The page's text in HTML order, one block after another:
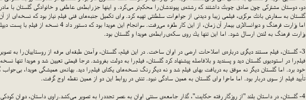
دو، دوستان مشتركی چون صادق چوبك داشتند كه رشته‌ی پیوندشان را محكم‌تر می‌كرد. و اینها جز رابطه‌ی عاطفی و خانوادگی گلستان با مادر و
گلستان به سفارش بانك مركزی، فیلمی زیبا و دیدنی از جواهرات سلطنتی تهیه كرد. برای تكمیل جنبه‌های فنی فیلم نیاز بود كه نسخه‌ای از
اما وزارت فرهنگ و دیوانسالاری بیمار آن زمان، از این كار طفره می‌رفت. سرانجام این
وزارت فرهنگ به لندن ارسال شود. اما این تنها یك روی سكه‌ی رابطه‌ی هویدا و گلستان بود.
3- گلستان، فیلم مستند دیگری درباره‌ی اصلاحات ارضی در ایران ساخت. در این فیلم، گلستان، برآمدن طبقه‌ای مرفه از روستاییان را به
فیلم را در استودیوی گلستان دید و پسندید و بلافاصله پیشنهاد كرد گلستان، فیلم را به دولت بفروشد. درجا قیمتی تعیین شد و هویدا تنها
خود برد. اما گلستان دیگر نه موفق به دریافت بهای فیلم شد و نه دیگر رنگ نسخه‌های یكتای فیلم را دید. بهانه‌ی همیشگی هویدا،
تأیید فیلم از سوی دربار بود. اما ماجرا برای گلستان به همین سادگی نبود. تنش در روابط این دو از همین نقطه اوج گرفت.
4- گلستان، در داستان بلند "از روزگار رفته حكایت"، گذار جامعه‌ی سنتی ایران به عصر تجدد را به تصویر می‌كشد. راوی داستان، دوران